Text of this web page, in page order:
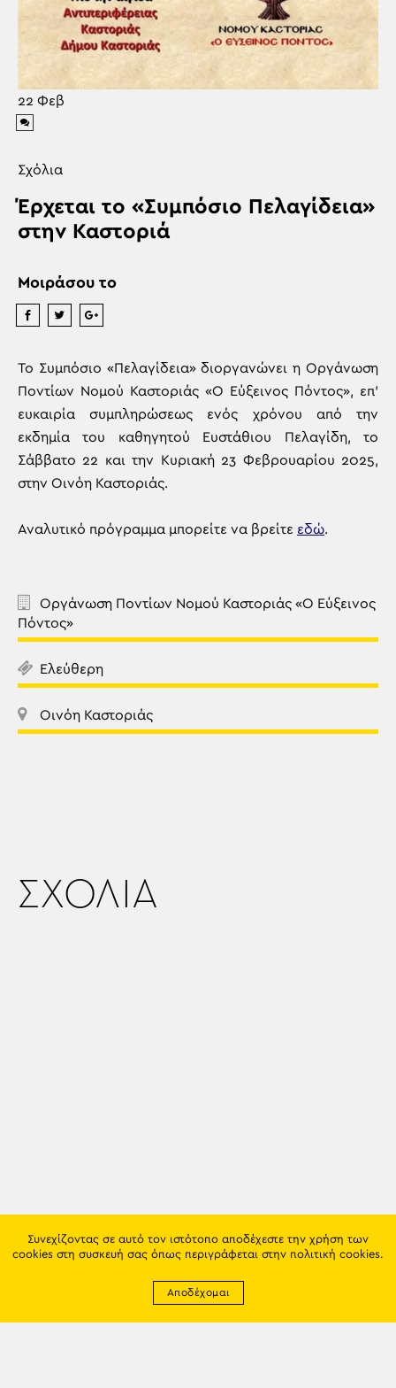
22 Φεβ
Σχόλια
Έρχεται το «Συμπόσιο Πελαγίδεια»
στην Καστοριά
Μοιράσου το
Το Συμπόσιο «Πελαγίδεια» διοργανώνει η Οργάνωση
Ποντίων Νομού Καστοριάς «Ο Εύξεινος Πόντος», επ’
ευκαιρία συμπληρώσεως ενός χρόνου από την
εκδημία του καθηγητού Ευστάθιου Πελαγίδη, το
Σάββατο 22 και την Κυριακή 23 Φεβρουαρίου 2025,
στην Οινόη Καστοριάς.
Αναλυτικό πρόγραμμα μπορείτε να βρείτε εδώ.
Οργάνωση Ποντίων Νομού Καστοριάς «Ο Εύξεινος
Πόντος»
Ελεύθερη
Οινόη Καστοριάς
ΣΧΟΛΙΑ
Συνεχίζοντας σε αυτό τον ιστότοπο αποδέχεστε την χρήση των
cookies στη συσκευή σας όπως περιγράφεται στην πολιτική cookies.
Αποδέχομαι